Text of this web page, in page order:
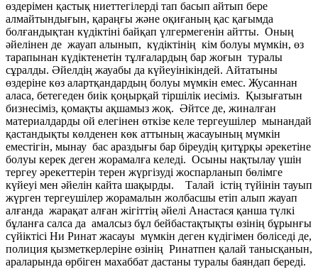
өздерімен қастық ниеттегілерді тап басып айтып бере
алмайтындығын, қараңғы және оқиғаның қас қағымда
болғандықтан күдіктіні байқап үлгермегенін айтты. Оның
әйелінен де жауап алынып, күдіктінің кім болуы мүмкін, өз
тарапынан күдіктенетін тұлғалардың бар жоғын туралы
сұралды. Әйелдің жауабы да күйеуінікіндей. Айтатыны
өздеріне көз алартқандардың болуы мүмкін емес. Жусаннан
аласа, бетегеден биік қоңырқай тіршілік иесіміз. Қызығатын
бизнесіміз, қомақты ақшамыз жоқ. Әйтсе де, жиналған
материалдарды ой елегінен өткізе келе тергеушілер мынандай
қастандықты көлденен көк аттының жасауының мүмкін
еместігін, мынау бас араздығы бар біреудің қитұрқы әрекетіне
болуы керек деген жорамалға келеді. Осыны нақтылау үшін
тергеу әрекеттерін терен жүргізуді жоспарланып бөлімге
күйеуі мен әйелін кайта шақырды. Талай істің түйінін тауып
жүрген тергеушілер жорамалын жолбасшы етіп алып жауап
алғанда жарақат алған жігіттің әйелі Анастася қанша түлкі
бұланға салса да амалсыз бұл бейбастақтықты өзінің бұрынғы
сүйіктісі Ни Ринат жасауы мүмкін деген күдігімен бөліседі де,
полиция қызметкерлеріне өзінің Ринатпен қалай танысқанын,
араларында өрбіген махаббат дастаны туралы баяндап береді.